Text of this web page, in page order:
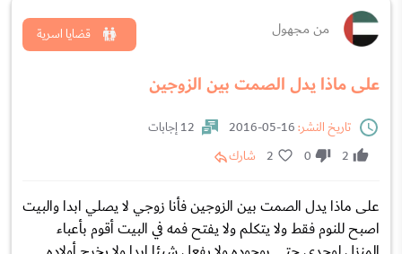
من مجهول
على ماذا يدل الصمت بين الزوجين
قضايا اسرية
تاريخ النشر:
12 إجابات
2
0
2 شارك
على ماذا يدل الصمت بين الزوجين فأنا زوجي لا يصلي ابدا والبيت
اصبح للنوم فقط ولا يتكلم ولا يفتح فمه في البيت أقوم بأعباء